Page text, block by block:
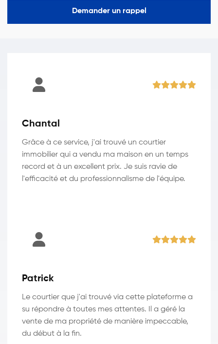
Demander un rappel
Chantal
Grâce à ce service, j'ai trouvé un courtier
immobilier qui a vendu ma maison en un temps
record et à un excellent prix. Je suis ravie de
l'efficacité et du professionnalisme de l'équipe.
Patrick
Le courtier que j'ai trouvé via cette plateforme a
su répondre à toutes mes attentes. Il a géré la
vente de ma propriété de manière impeccable,
du début à la fin.